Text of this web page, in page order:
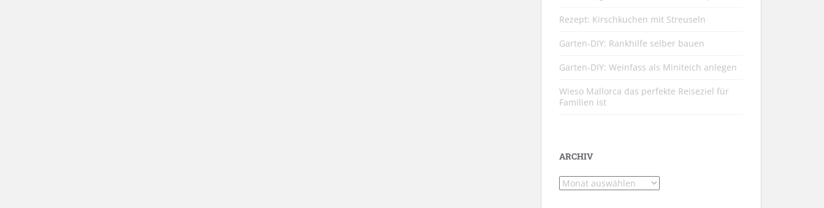
Rezept: Kirschkuchen mit Streuseln
Garten-DIY: Rankhilfe selber bauen
Garten-DIY: Weinfass als Miniteich anlegen
Wieso Mallorca das perfekte Reiseziel für
Familien ist
ARCHIV
Archiv